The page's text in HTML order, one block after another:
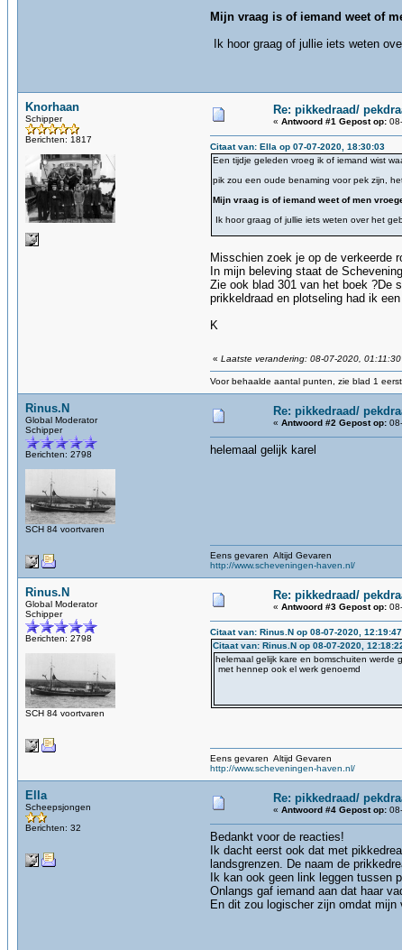
Mijn vraag is of iemand weet of
Ik hoor graag of jullie iets weten
Knorhaan
Schipper
Berichten: 1817
Re: pikkedraad/
« Antwoord #1 Gepost op:
Citaat van: Ella op 07-07-2020, 18:30:03
Een tijdje geleden vroeg ik of iemand wist
pik zou een oude benaming voor pek zijn,
Mijn vraag is of iemand weet of men
Ik hoor graag of jullie iets weten over het
Misschien zoek je op de verkeerde
In mijn beleving staat de
Zie ook blad 301 van het boek ?De
prikkeldraad en plotseling had ik
K
« Laatste verandering: 08-07-2020,
Voor behaalde aantal punten, zie blad 1
Rinus.N
Global Moderator
Schipper
Berichten: 2798
SCH 84 voortvaren
Re: pikkedraad/
« Antwoord #2 Gepost op:
helemaal gelijk karel
Eens gevaren Altijd Gevaren
http://www.scheveningen-haven.nl/
Rinus.N
Global Moderator
Schipper
Berichten: 2798
SCH 84 voortvaren
Re: pikkedraad/
« Antwoord #3 Gepost op:
Citaat van: Rinus.N op 08-07-2020, 12:19:47
Citaat van: Rinus.N op 08-07-2020,
helemaal gelijk kare en bomschuiten werde
met hennep ook el werk genoemd
Eens gevaren Altijd Gevaren
http://www.scheveningen-haven.nl/
Ella
Scheepsjongen
Berichten: 32
Re: pikkedraad/
« Antwoord #4 Gepost op:
Bedankt voor de reacties!
Ik dacht eerst ook dat met
landsgrenzen. De naam de
Ik kan ook geen link leggen tussen
Onlangs gaf iemand aan dat haar
En dit zou logischer zijn omdat mijn